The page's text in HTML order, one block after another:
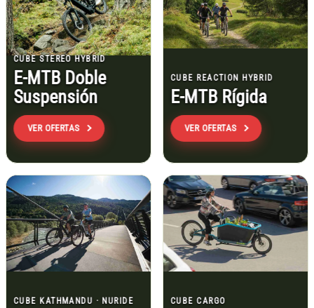
CUBE STEREO HYBRID
E-MTB Doble
Suspensión
VER OFERTAS
CUBE REACTION HYBRID
E-MTB Rígida
VER OFERTAS
CUBE KATHMANDU · NURIDE CUBE CARGO